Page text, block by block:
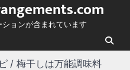
ョンが含まれています
梅干しは万能調味料